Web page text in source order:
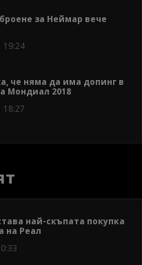
за Неймар вече
19:24
че няма да има допинг в
Мондиал 2018
18:27
най-скъпата покупка
на Реал